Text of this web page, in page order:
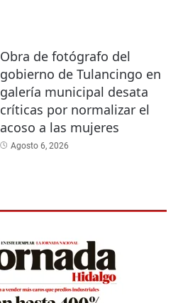
Obra de fotógrafo del
gobierno de Tulancingo en
galería municipal desata
críticas por normalizar el
acoso a las mujeres
Agosto 6, 2026